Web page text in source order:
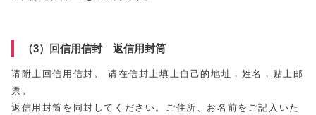
（3）回信用信封 返信用封筒
请附上回信用信封。 请在信封上填上自己的地址，姓名，贴上邮
票。
返信用封筒を同封してください。ご住所、お名前をご記入いた